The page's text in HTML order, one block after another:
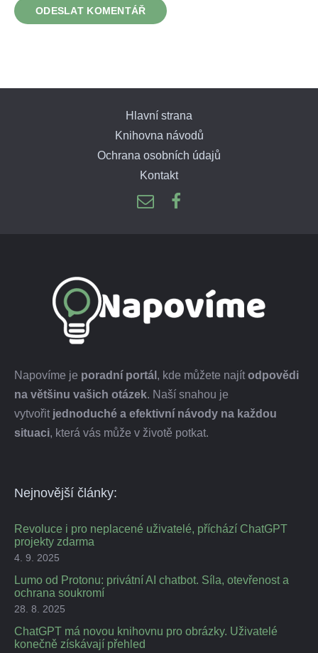
Hlavní strana
Knihovna návodů
Ochrana osobních údajů
Kontakt
Napovíme je poradní portál , kde můžete najít odpovědi
na většinu vašich otázek. Naší snahou je
vytvořit jednoduché a efektivní návody na každou
situaci, která vás může v životě potkat.
Nejnovější články:
Revoluce i pro neplacené uživatelé, příchází ChatGPT
projekty zdarma
4. 9. 2025
Lumo od Protonu: privátní AI chatbot. Síla, otevřenost a
ochrana soukromí
28. 8. 2025
ChatGPT má novou knihovnu pro obrázky. Uživatelé
konečně získávají přehled